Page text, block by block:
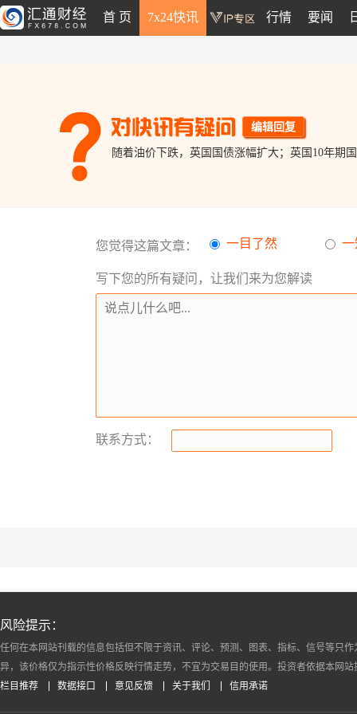
首 页 7x24快讯 行情 要闻
随着油价下跌，英国国债涨幅扩大；英国10年期
编辑回复
您觉得这篇文章： 一目了然 一
写下您的所有疑问，让我们来为您解读
联系方式：
风险提示：
任何在本网站刊载的信息包括但不限于资讯、评论、预测、图表、指标、信号等只
异，该价格仅为指示性价格反映行情走势，不宜为交易目的使用。投资者依据本网
栏目推荐
数据接口 意见反馈 关于我们 信用承诺